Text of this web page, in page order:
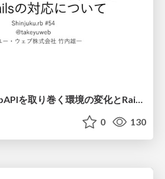
Rails 考古学：WebAPIを取り巻く環境の変化とRailsの対応について
0 130